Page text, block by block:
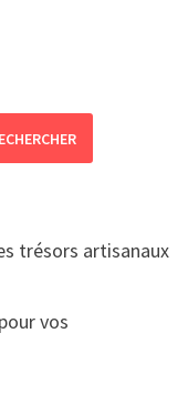
trésors artisanaux
vos